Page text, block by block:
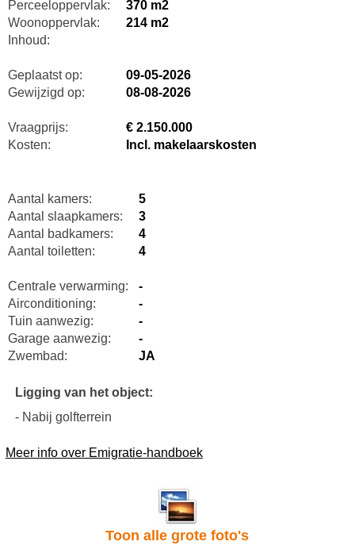
Perceeloppervlak:
370 m2
Woonoppervlak:
214 m2
Inhoud:
Geplaatst op:
09-05-2026
Gewijzigd op:
08-08-2026
Vraagprijs:
€ 2.150.000
Kosten:
Incl. makelaarskosten
Aantal kamers:
5
Aantal slaapkamers:
3
Aantal badkamers:
4
Aantal toiletten:
4
Centrale verwarming:
-
Airconditioning:
-
Tuin aanwezig:
-
Garage aanwezig:
-
Zwembad:
JA
Ligging van het object:
- Nabij golfterrein
Meer info over Emigratie-handboek
Toon alle grote foto's